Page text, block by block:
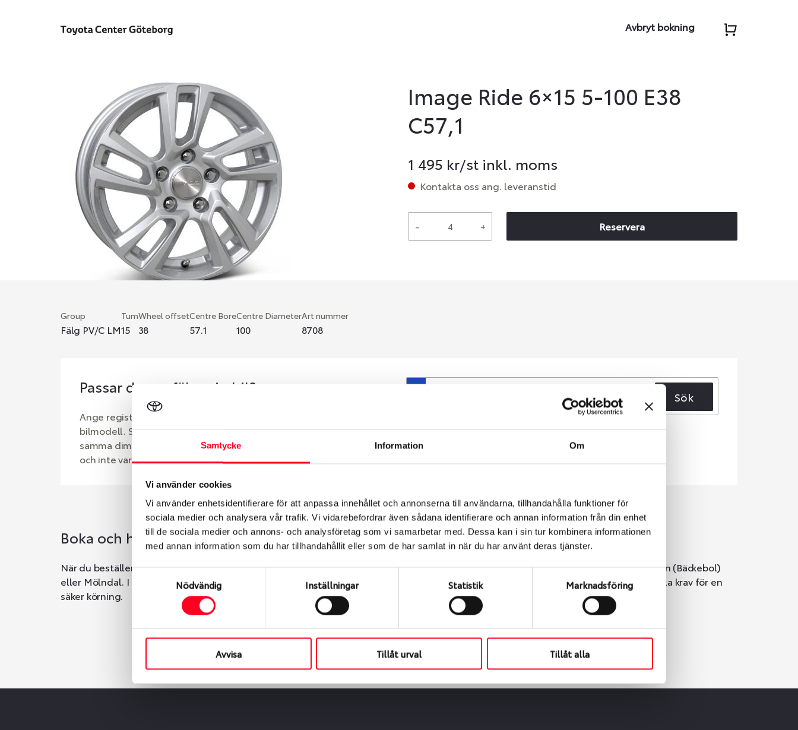
Samtycke Information Om
Vi använder cookies
Vi använder enhetsidentifierare för att anpassa innehållet och annonserna till användarna, tillhandahålla funktioner för
sociala medier och analysera vår trafik. Vi vidarebefordrar även sådana identifierare och annan information från din enhet
till de sociala medier och annons- och analysföretag som vi samarbetar med. Dessa kan i sin tur kombinera informationen
med annan information som du har tillhandahållit eller som de har samlat in när du har använt deras tjänster.
Samtyckesval
Nödvändig Inställningar Statistik Marknadsföring
Avvisa Tillåt urval Tillåt alla
Avbryt bokning
Image Ride 6×15 5-100 E38
C57,1
1 495 kr/st inkl. moms
Kontakta oss ang. leveranstid
- + Reservera
Group
Fälg PV/C LM
Tum
15
Wheel offset
38
Centre Bore
57.1
Centre Diameter
100
Art nummer
8708
Passar denna fälg min bil?
Ange registreringsnummer för att se om den fälg du valt passar din
bilmodell. Se till att kolla en extra gång så att däck och fälg har
samma dimensioner. Ibland kan fälgen ha bytts ut under årens lopp
och inte vara samma dimension som bilen hade ut från fabrik.
Sök
Boka och hämta hos Däckspecialen
När du beställer dina nya däck eller fälgar hos oss levereras de direkt till någon av våra däckverkstäder i Göteborg. Välj mellan Hisingen (Bäckebol)
eller Mölndal. I beställningen anger du datum och tid för upphämtning eller service. När vi byter dina däck ser vi till att de uppfyller alla krav för en
säker körning.